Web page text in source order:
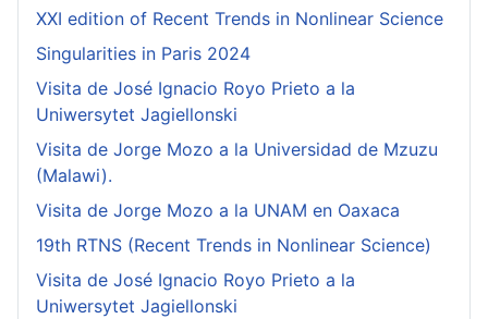
XXI edition of Recent Trends in Nonlinear Science
Singularities in Paris 2024
Visita de José Ignacio Royo Prieto a la
Uniwersytet Jagiellonski
Visita de Jorge Mozo a la Universidad de Mzuzu
(Malawi).
Visita de Jorge Mozo a la UNAM en Oaxaca
19th RTNS (Recent Trends in Nonlinear Science)
Visita de José Ignacio Royo Prieto a la
Uniwersytet Jagiellonski